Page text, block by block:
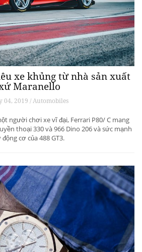
xe khủng từ ​​nhà sản xuất
Maranello
04, 2019 / Automobiles
người chơi xe vĩ đại, Ferrari P80/ C mang
thoại 330 và 966 Dino 206 và sức mạnh
cơ của 488 GT3.